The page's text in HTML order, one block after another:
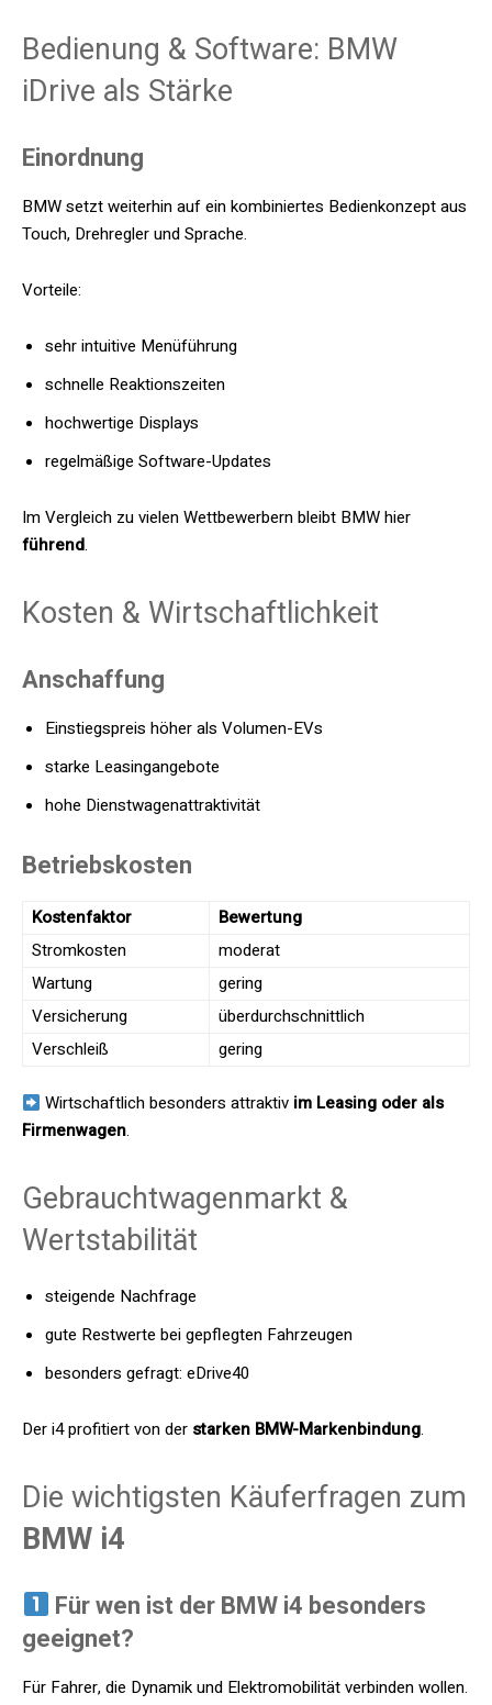
Bedienung & Software: BMW
iDrive als Stärke
Einordnung
BMW setzt weiterhin auf ein kombiniertes Bedienkonzept aus
Touch, Drehregler und Sprache.
Vorteile:
sehr intuitive Menüführung
schnelle Reaktionszeiten
hochwertige Displays
regelmäßige Software-Updates
Im Vergleich zu vielen Wettbewerbern bleibt BMW hier
führend.
Kosten & Wirtschaftlichkeit
Anschaffung
Einstiegspreis höher als Volumen-EVs
starke Leasingangebote
hohe Dienstwagenattraktivität
Betriebskosten
Kostenfaktor
Bewertung
Stromkosten
moderat
Wartung
gering
Versicherung
überdurchschnittlich
Verschleiß
gering
Wirtschaftlich besonders attraktiv im Leasing oder als
Firmenwagen.
Gebrauchtwagenmarkt &
Wertstabilität
steigende Nachfrage
gute Restwerte bei gepflegten Fahrzeugen
besonders gefragt: eDrive40
Der i4 profitiert von der starken BMW-Markenbindung.
Die wichtigsten Käuferfragen zum
BMW i4
Für wen ist der BMW i4 besonders
geeignet?
Für Fahrer, die Dynamik und Elektromobilität verbinden wollen.